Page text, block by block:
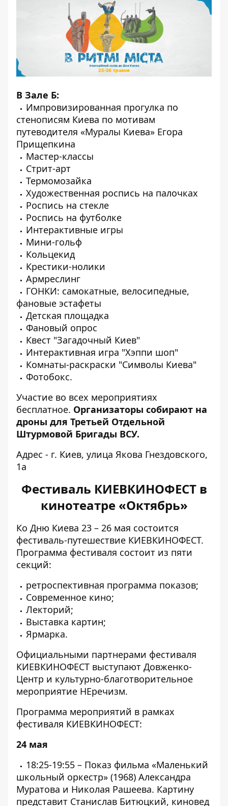
В Зале Б:
Импровизированная прогулка по
стенописям Киева по мотивам
путеводителя «Муралы Киева» Егора
Прищепкина
Мастер-классы
Стрит-арт
Термомозайка
Художественная роспись на палочках
Роспись на стекле
Роспись на футболке
Интерактивные игры
Мини-гольф
Кольцекид
Крестики-нолики
Армреслинг
ГОНКИ: самокатные, велосипедные,
фановые эстафеты
Детская площадка
Фановый опрос
Квест "Загадочный Киев"
Интерактивная игра "Хэппи шоп"
Комнаты-раскраски "Символы Киева"
Фотобокс.
Участие во всех мероприятиях
бесплатное. Организаторы собирают на
дроны для Третьей Отдельной
Штурмовой Бригады ВСУ.
Адрес - г. Киев, улица Якова Гнездовского,
1а
Фестиваль КИЕВКИНОФЕСТ в
кинотеатре «Октябрь»
Ко Дню Киева 23 – 26 мая состоится
фестиваль-путешествие КИЕВКИНОФЕСТ.
Программа фестиваля состоит из пяти
секций:
ретроспективная программа показов;
Современное кино;
Лекторий;
Выставка картин;
Ярмарка.
Официальными партнерами фестиваля
КИЕВКИНОФЕСТ выступают Довженко-
Центр и культурно-благотворительное
мероприятие НЕречизм.
Программа мероприятий в рамках
фестиваля КИЕВКИНОФЕСТ:
24 мая
18:25-19:55 – Показ фильма «Маленький
школьный оркестр» (1968) Александра
Муратова и Николая Рашеева. Картину
представит Станислав Битюцкий, киновед